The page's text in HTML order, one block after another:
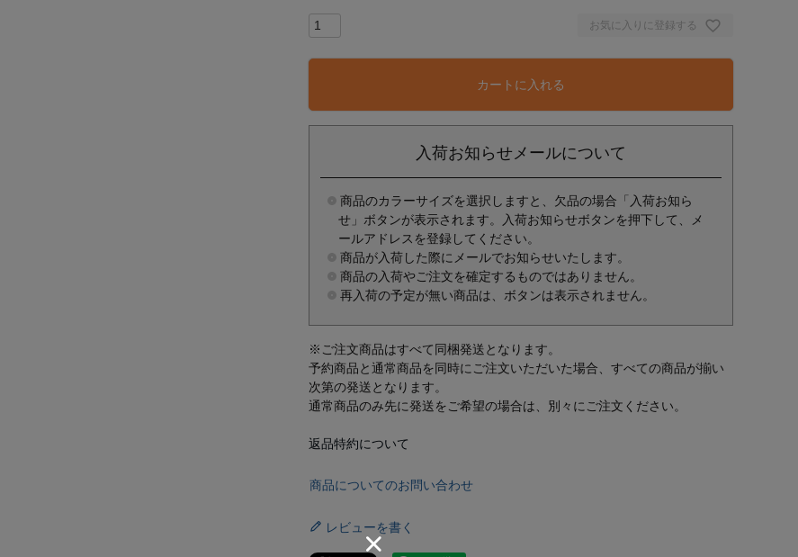
お気に入りに登録する
カートに入れる
入荷お知らせメールについて
商品のカラーサイズを選択しますと、欠品の場合「入荷お知ら
せ」ボタンが表示されます。入荷お知らせボタンを押下して、メ
ールアドレスを登録してください。
商品が入荷した際にメールでお知らせいたします。
商品の入荷やご注文を確定するものではありません。
再入荷の予定が無い商品は、ボタンは表示されません。
※ご注文商品はすべて同梱発送となります。
予約商品と通常商品を同時にご注文いただいた場合、すべての商品が揃い
次第の発送となります。
通常商品のみ先に発送をご希望の場合は、別々にご注文ください。
返品特約について
商品についてのお問い合わせ
レビューを書く